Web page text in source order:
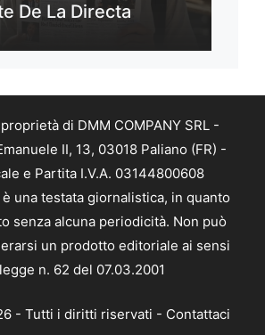
De La Directa
di DMM COMPANY SRL -
II, 13, 03018 Paliano (FR) -
e Partita I.V.A. 03144800608
una testata giornalistica, in quanto
senza alcuna periodicità. Non può
un prodotto editoriale ai sensi
n. 62 del 07.03.2001
- Tutti i diritti riservati - Contattaci